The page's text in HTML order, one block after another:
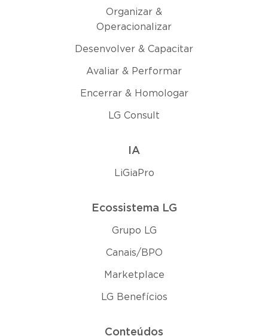
Organizar &
Operacionalizar
Desenvolver & Capacitar
Avaliar & Performar
Encerrar & Homologar
LG Consult
IA
LiGiaPro
Ecossistema LG
Grupo LG
Canais/BPO
Marketplace
LG Benefícios
Conteúdos